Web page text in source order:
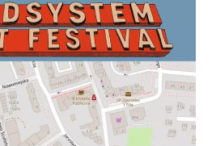
w tej przeglądarce podczas